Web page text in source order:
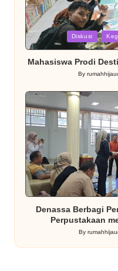
Posted
in
Diskusi
Mahasiswa Prodi
Posted
By
Posted
in
Denassa Berbagi
Perpustakaan
Posted
by
By